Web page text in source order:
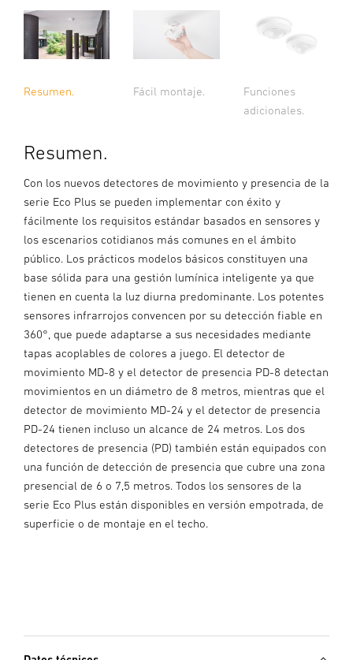
Resumen. Fácil montaje.
Funciones
adicionales.
Resumen.
Con los nuevos detectores de movimiento y presencia de la
serie Eco Plus se pueden implementar con éxito y
fácilmente los requisitos estándar basados en sensores y
los escenarios cotidianos más comunes en el ámbito
público. Los prácticos modelos básicos constituyen una
base sólida para una gestión lumínica inteligente ya que
tienen en cuenta la luz diurna predominante. Los potentes
sensores infrarrojos convencen por su detección fiable en
360°, que puede adaptarse a sus necesidades mediante
tapas acoplables de colores a juego. El detector de
movimiento MD-8 y el detector de presencia PD-8 detectan
movimientos en un diámetro de 8 metros, mientras que el
detector de movimiento MD-24 y el detector de presencia
PD-24 tienen incluso un alcance de 24 metros. Los dos
detectores de presencia (PD) también están equipados con
una función de detección de presencia que cubre una zona
presencial de 6 o 7,5 metros. Todos los sensores de la
serie Eco Plus están disponibles en versión empotrada, de
superficie o de montaje en el techo.